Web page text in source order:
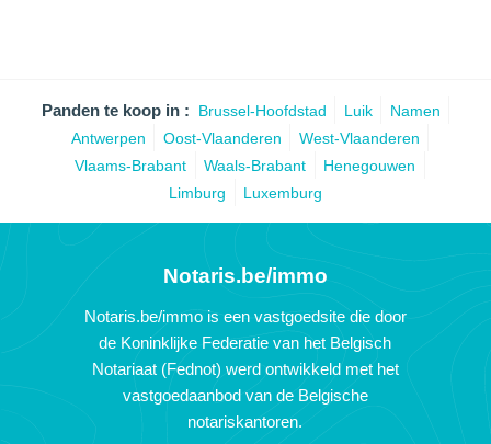
Panden te koop in : Brussel-Hoofdstad Luik
Namen
Antwerpen
Oost-Vlaanderen
West-Vlaanderen
Vlaams-Brabant
Waals-Brabant
Henegouwen
Limburg
Luxemburg
Notaris.be/immo
Notaris.be/immo is een vastgoedsite die door
de Koninklijke Federatie van het Belgisch
Notariaat (Fednot) werd ontwikkeld met het
vastgoedaanbod van de Belgische
notariskantoren.